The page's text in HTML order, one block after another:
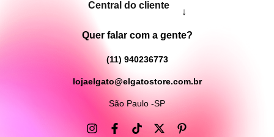
Central do cliente
↓
Quer falar com a gente?
(11) 940236773
lojaelgato@elgatostore.com.br
São Paulo -SP